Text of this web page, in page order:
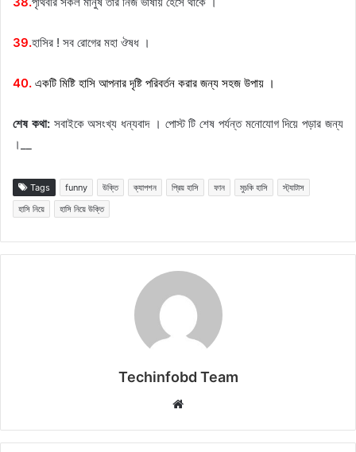
39.হাসির ! সব রোগের মহা ঔষধ ।
40. একটি মিষ্টি হাসি আপনার দৃষ্টি পরিবর্তন করার জন্য সহজ উপায় ।
শেষ কথা: সবাইকে অসংখ্য ধন্যবাদ । পোস্ট টি শেষ পর্যন্ত মনোযোগ দিয়ে পড়ার জন্য
।__
Tags funny উক্তি ক্যাপশন প্রিয় হাসি ফান মুচকি হাসি
স্ট্যাটাস
হাসি নিয়ে
হাসি নিয়ে উক্তি
Techinfobd Team
Website